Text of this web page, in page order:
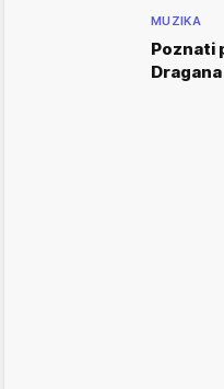
MUZIKA
Poznati